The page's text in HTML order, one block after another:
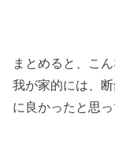
まとめると、こ
我が家的には、
に良かったと思っ